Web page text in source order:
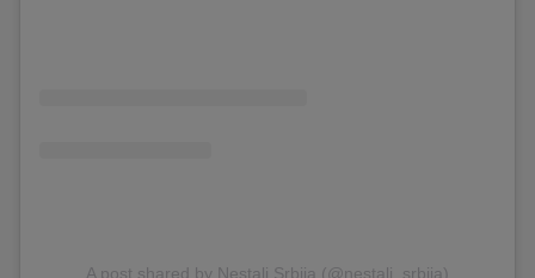
A post shared by Nestali Srbija (@nestali_srbija)